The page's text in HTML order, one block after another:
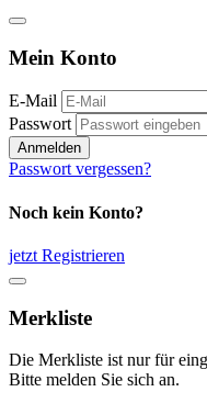
Mein Konto
E-Mail
Passwort
Anmelden
Passwort vergessen?
Noch kein Konto?
jetzt Registrieren
Merkliste
Die Merkliste ist nur für
Bitte melden Sie sich an.